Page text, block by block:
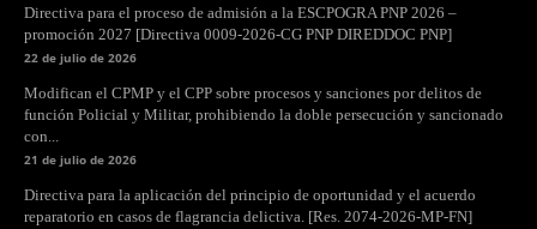
Directiva para el proceso de admisión a la ESCPOGRA PNP 2026 –
promoción 2027 [Directiva 0009-2026-CG PNP DIREDDOC PNP]
22 de julio de 2026
Modifican el CPMP y el CPP sobre procesos y sanciones por delitos de
función Policial y Militar, prohibiendo la doble persecución y sancionado
con...
21 de julio de 2026
Directiva para la aplicación del principio de oportunidad y el acuerdo
reparatorio en casos de flagrancia delictiva. [Res. 2074-2026-MP-FN]